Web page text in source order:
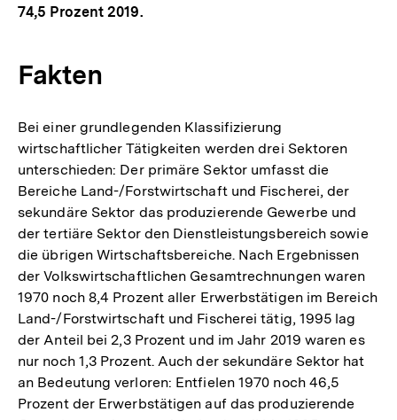
74,5 Prozent 2019.
Fakten
Bei einer grundlegenden Klassifizierung
wirtschaftlicher Tätigkeiten werden drei Sektoren
unterschieden: Der primäre Sektor umfasst die
Bereiche Land-/Forstwirtschaft und Fischerei, der
sekundäre Sektor das produzierende Gewerbe und
der tertiäre Sektor den Dienstleistungsbereich sowie
die übrigen Wirtschaftsbereiche. Nach Ergebnissen
der Volkswirtschaftlichen Gesamtrechnungen waren
1970 noch 8,4 Prozent aller Erwerbstätigen im Bereich
Land-/Forstwirtschaft und Fischerei tätig, 1995 lag
der Anteil bei 2,3 Prozent und im Jahr 2019 waren es
nur noch 1,3 Prozent. Auch der sekundäre Sektor hat
an Bedeutung verloren: Entfielen 1970 noch 46,5
Prozent der Erwerbstätigen auf das produzierende